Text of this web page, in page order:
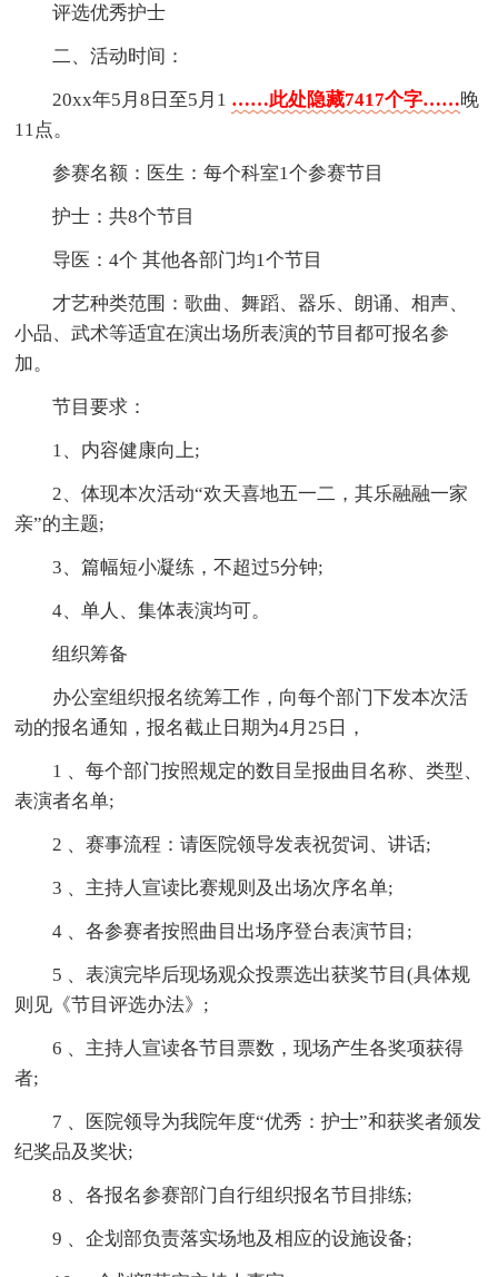
评选优秀护士
二、活动时间：
20xx年5月8日至5月1 ……此处隐藏7417个字……晚
11点。
参赛名额：医生：每个科室1个参赛节目
护士：共8个节目
导医：4个 其他各部门均1个节目
才艺种类范围：歌曲、舞蹈、器乐、朗诵、相声、
小品、武术等适宜在演出场所表演的节目都可报名参
加。
节目要求：
1、内容健康向上;
2、体现本次活动“欢天喜地五一二，其乐融融一家
亲”的主题;
3、篇幅短小凝练，不超过5分钟;
4、单人、集体表演均可。
组织筹备
办公室组织报名统筹工作，向每个部门下发本次活
动的报名通知，报名截止日期为4月25日，
1 、每个部门按照规定的数目呈报曲目名称、类型、
表演者名单;
2 、赛事流程：请医院领导发表祝贺词、讲话;
3 、主持人宣读比赛规则及出场次序名单;
4 、各参赛者按照曲目出场序登台表演节目;
5 、表演完毕后现场观众投票选出获奖节目(具体规
则见《节目评选办法》;
6 、主持人宣读各节目票数，现场产生各奖项获得
者;
7 、医院领导为我院年度“优秀：护士”和获奖者颁发
纪奖品及奖状;
8 、各报名参赛部门自行组织报名节目排练;
9 、企划部负责落实场地及相应的设施设备;